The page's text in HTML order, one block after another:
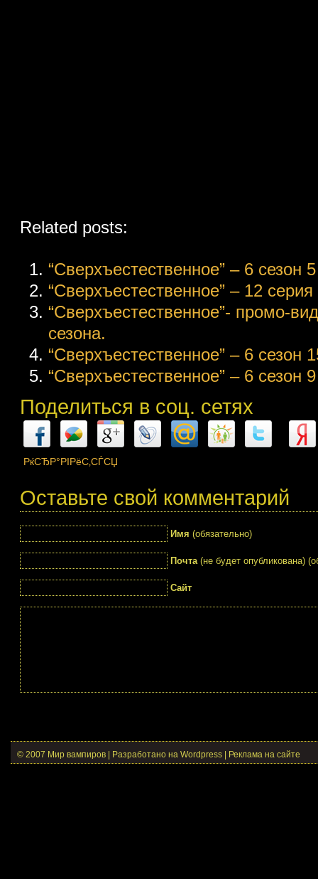
Related posts:
“Сверхъестественное” – 6 сезон
“Сверхъестественное” – 12
“Сверхъестественное”- промо-
сезона.
“Сверхъестественное” – 6 сезон
“Сверхъестественное” – 6 сезон
Поделиться в соц. сетях
РќСЂР°РІРёС‚СЃСЏ
Оставьте свой комментарий
Имя (обязательно)
Почта(не будет опубликована)
Сайт
© 2007 Мир вампиров | Разработано на Wordpress | Реклама на сайте